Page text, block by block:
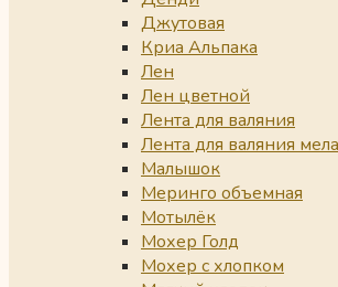
Джутовая
Криа Альпака
Лен
Лен цветной
Лента для валяния
Лента для валяния
Малышок
Меринго объемная
Мотылёк
Мохер Голд
Мохер с хлопком